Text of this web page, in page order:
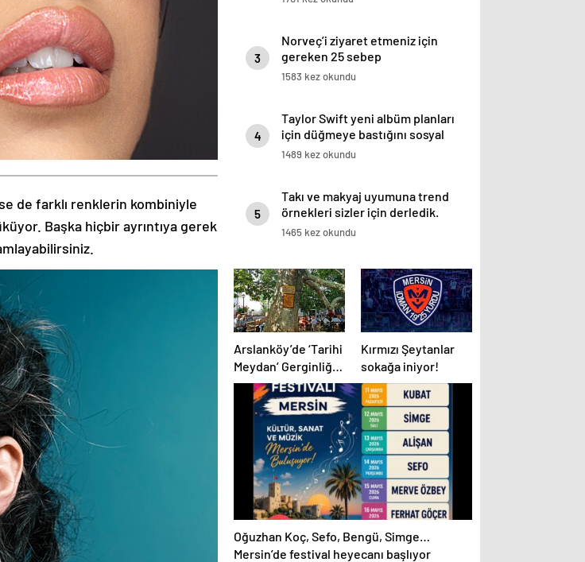
de farklı renklerin kombiniyle
Başka hiçbir ayrıntıya gerek
3
Norveç’i ziyaret etmeniz için
gereken 25 sebep
1583 kez okundu
4
Taylor Swift yeni albüm planları
için düğmeye bastığını sosyal
medyadan duyurdu!
1489 kez okundu
5
Takı ve makyaj uyumuna trend
örnekleri sizler için derledik.
1465 kez okundu
Arslanköy’de ‘Tarihi
Meydan’ Gerginliği:
1938 Yapımı Çınarlı
Kahve Otopark mı
Oluyor?
Kırmızı Şeytanlar
sokağa iniyor!
Oğuzhan Koç, Sefo, Bengü, Simge…
Mersin’de festival heyecanı başlıyor